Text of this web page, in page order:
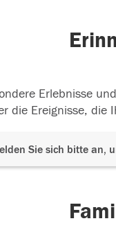
Erlebnisse
die Ereignisse,
Sie sich bitte an,